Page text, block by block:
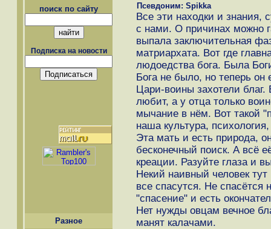
поиск по сайту
Подписка на новости
Разное
Псевдоним: Spikka
Все эти находки и знания,
с нами. О причинах можно
выпала заключительная
матриархата. Вот где
людоедства бога. Была
Бога не было, но теперь он
Цари-воины захотели
любит, а у отца только
мычание в нём. Вот такой
наша культура,
Эта мать и есть природа,
бесконечный поиск. А всё
креации. Разуйте глаза и
Некий наивный человек
все спасутся. Не спасётся
"спасение" и есть
Нет нужды овцам вечное
манят калачами.